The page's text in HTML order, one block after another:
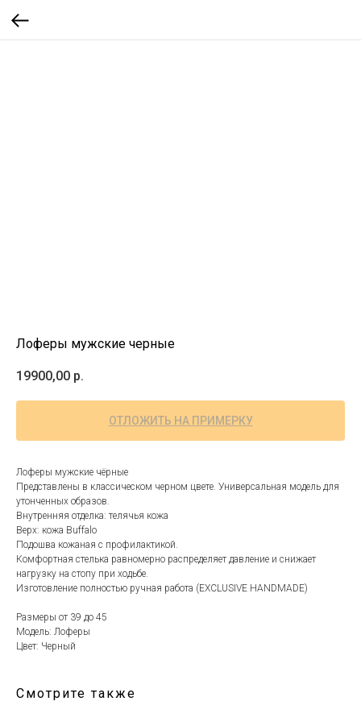
Лоферы мужские черные
19900,00 р.
ОТЛОЖИТЬ НА ПРИМЕРКУ
Лоферы мужские чёрные
Представлены в классическом черном цвете. Универсальная модель для
утонченных образов.
Внутренняя отделка: телячья кожа
Верх: кожа Buffalo
Подошва кожаная с профилактикой.
Комфортная стелька равномерно распределяет давление и снижает
нагрузку на стопу при ходьбе.
Изготовление полностью ручная работа (EXCLUSIVE HANDMADE)
Размеры от 39 до 45
Модель: Лоферы
Цвет: Черный
Смотрите также